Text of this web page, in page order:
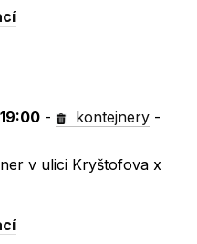
- kontejnery -
v ulici Kryštofova x